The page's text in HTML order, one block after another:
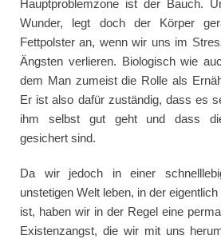
Hauptproblemzone ist der Bauch.
Wunder, legt doch der Körper
Fettpolster an, wenn wir uns im
Ängsten verlieren. Biologisch wie
dem Man zumeist die Rolle als
Er ist also dafür zuständig, dass es
ihm selbst gut geht und dass die
gesichert sind.
Da wir jedoch in einer
unstetigen Welt leben, in der
ist, haben wir in der Regel eine
Existenzangst, die wir mit uns